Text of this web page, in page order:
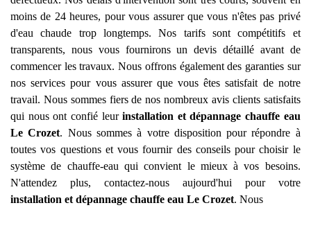
moins de 24 heures, pour vous assurer que vous n'êtes pas privé
d'eau chaude trop longtemps. Nos tarifs sont compétitifs et
transparents, nous vous fournirons un devis détaillé avant de
commencer les travaux. Nous offrons également des garanties sur
nos services pour vous assurer que vous êtes satisfait de notre
travail. Nous sommes fiers de nos nombreux avis clients satisfaits
qui nous ont confié leurinstallation et dépannage chauffe eau
Le Crozet. Nous sommes à votre disposition pour répondre à
toutes vos questions et vous fournir des conseils pour choisir le
système de chauffe-eau qui convient le mieux à vos besoins.
N'attendez plus, contactez-nous aujourd'hui pour votre
installation et dépannage chauffe eau Le Crozet. Nous